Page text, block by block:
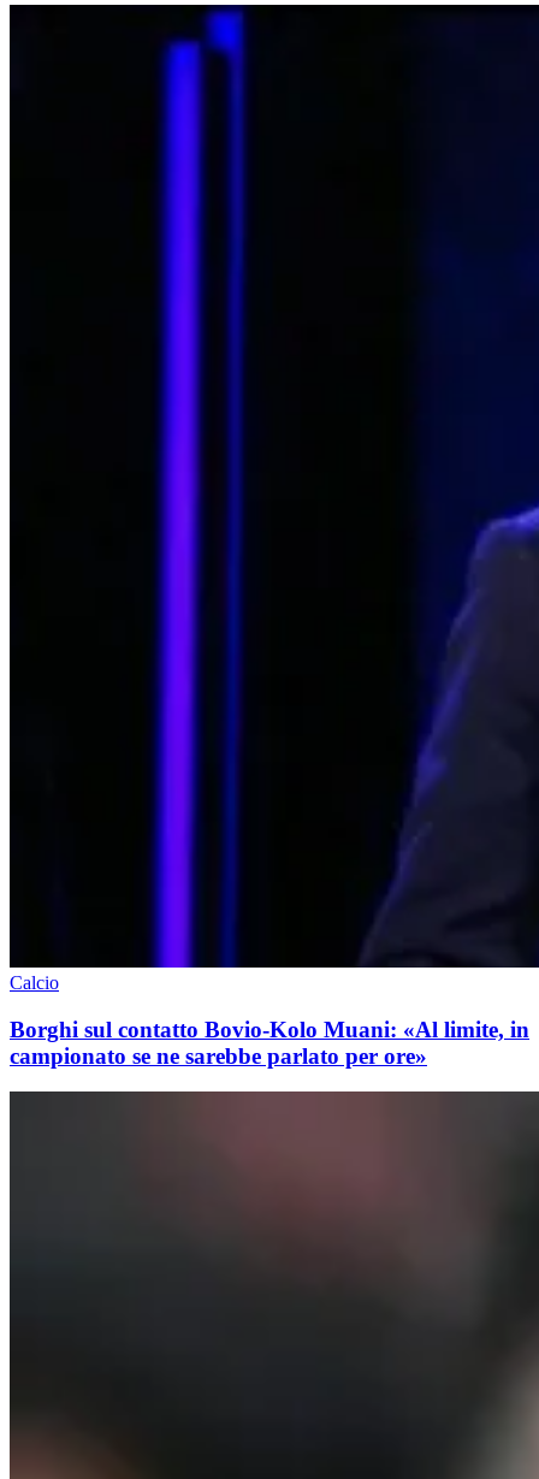
Calcio
Borghi sul contatto Bovio-Kolo Muani: «Al limite, in
campionato se ne sarebbe parlato per ore»